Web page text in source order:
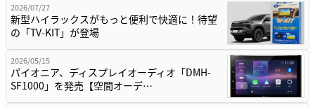
2026/07/27
新型ハイラックスがもっと便利で快適に！待望
の「TV-KIT」が登場
2026/05/15
パイオニア、ディスプレイオーディオ「DMH-
SF1000」を発売【空間オーデ…